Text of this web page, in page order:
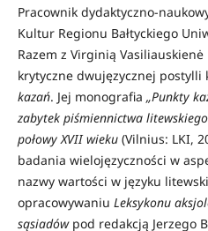
Pracownik dydaktyczno-
Kultur Regionu Bałtyckiego
Razem z Virginią
krytyczne dwujęzycznej postylli
kazań. Jej monografia „Punkty
zabytek piśmiennictwa
połowy XVII wieku(Vilnius: LKI,
badania wielojęzyczności w
nazwy wartości w języku
opracowywaniu Leksykonu
sąsiadówpod redakcją Jerzego